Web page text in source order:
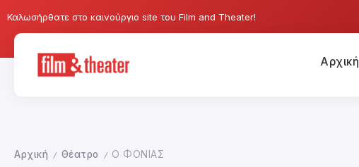
Καλωσήρθατε στο καινούργιο site του Film and Theater!
Αρχική
Αρχική / Θέατρο / Ο ΦΟΝΙΑΣ